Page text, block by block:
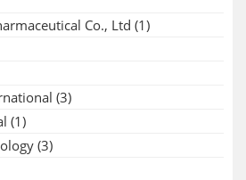
Co., Ltd (1)
(3)
(1)
(3)